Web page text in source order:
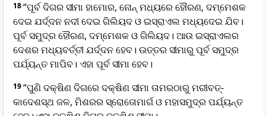
18“ପୂର୍ବ ଦିଗର ସୀମା ହାମୋର, ନୋନ୍ ମଧ୍ୟରେ ହୌରଣ, ଦମ୍ମେଶକ
ଦେଇ ଯର୍ଦ୍ଦନ ନଦୀ ଦେଇ ଗିଲିୟଦ ଓ ଇସ୍ରାଏଲ ମଧ୍ୟଦେଇ ଯିବ।
ପୂର୍ବ ସମୁଦ୍ର ହୌରଣ, ଦମ୍ମେଶକ ଓ ଗିଲିୟଦ। ଆଉ ଇସ୍ରାଏଲର
ଦେଶର ମଧ୍ୟବର୍ତ୍ତୀ ଯର୍ଦ୍ଦନ ହେବ। ଉତ୍ତର ସୀମାରୁ ପୂର୍ବ ସମୁଦ୍ର
ପର୍ଯ୍ୟନ୍ତ ମାପିବ। ଏହା ପୂର୍ବ ସୀମା ହେବ।
19“ପୁଣି ଦକ୍ଷିଣ ଦିଗରେ ଦକ୍ଷିଣ ସୀମା ତାମରଠାରୁ ମରୀବତ୍-
କାଦେଶସ୍ଥ ଜଳ, ମିଶରର ସ୍ରୋତୋମାର୍ଗ ଓ ମହାସମୁଦ୍ର ପର୍ଯ୍ୟନ୍ତ